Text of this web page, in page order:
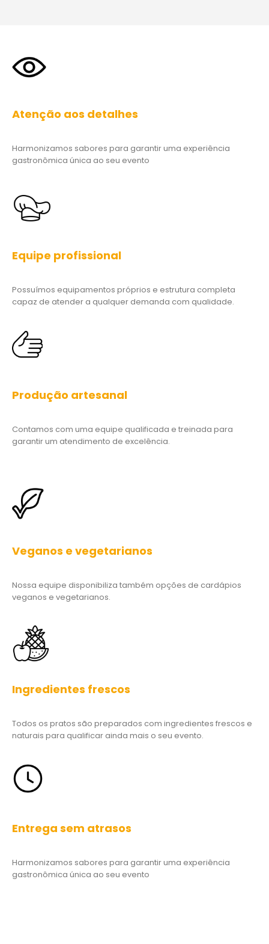
Harmonizamos sabores para garantir uma experiência
Equipe profissional
Possuímos equipamentos próprios e estrutura completa
Contamos com uma equipe qualificada e treinada para
Veganos e vegetarianos
Nossa equipe disponibiliza também opções de cardápios
Ingredientes frescos
Todos os pratos são preparados com ingredientes frescos e
Harmonizamos sabores para garantir uma experiência